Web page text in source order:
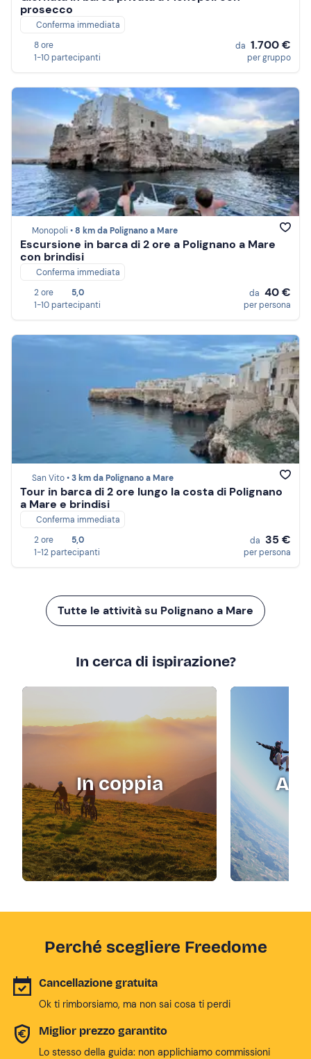
prosecco
Conferma immediata
8 ore
1-10 partecipanti
da 1.700 €
per gruppo
Monopoli •8 km da Polignano a Mare
Escursione in barca di 2 ore a Polignano a Mare
con brindisi
Conferma immediata
2 ore
5,0
1-10 partecipanti
da 40 €
per persona
San Vito •3 km da Polignano a Mare
Tour in barca di 2 ore lungo la costa di Polignano
a Mare e brindisi
Conferma immediata
2 ore
5,0
1-12 partecipanti
da 35 €
per persona
Tutte le attività su Polignano a Mare
In cerca di ispirazione?
In coppia
Perché scegliere Freedome
Cancellazione gratuita
Ok ti rimborsiamo, ma non sai cosa ti perdi
Miglior prezzo garantito
Lo stesso della guida: non applichiamo commissioni